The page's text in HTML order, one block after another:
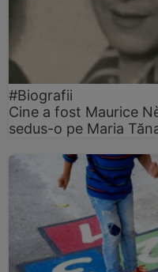
#Biografii
Cine a fost Maurice
sedus-o pe Maria